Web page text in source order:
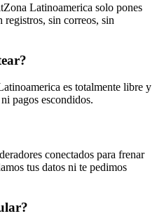
Latinoamerica solo pones
registros, sin correos, sin
es totalmente libre y
pagos escondidos.
conectados para frenar
tus datos ni te pedimos